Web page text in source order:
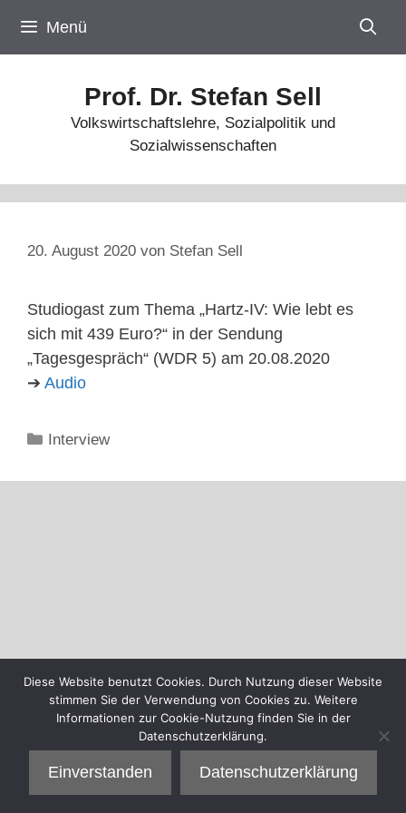
Inhalt
springen
Menü
Prof. Dr. Stefan Sell
Volkswirtschaftslehre, Sozialpolitik und
Sozialwissenschaften
20. August 2020 von Stefan Sell
Studiogast zum Thema „Hartz-IV: Wie lebt es
sich mit 439 Euro?“ in der Sendung
„Tagesgespräch“ (WDR 5) am 20.08.2020
➔ Audio
Kategorien
Interview
Diese Website benutzt Cookies. Durch Nutzung dieser Website
stimmen Sie der Verwendung von Cookies zu. Weitere
Informationen zur Cookie-Nutzung finden Sie in der
Datenschutzerklärung.
Einverstanden Datenschutzerklärung